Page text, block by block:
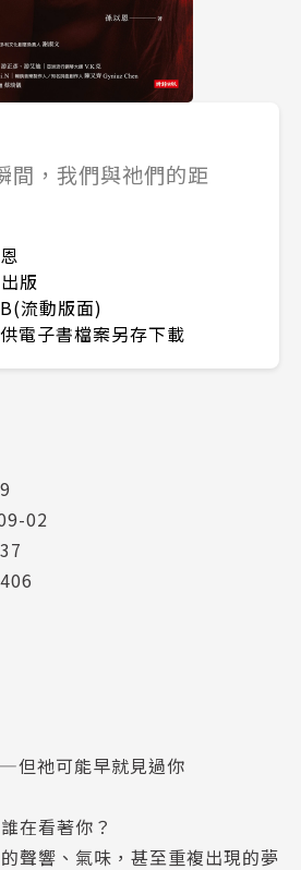
間，我們與祂們的距
版
流動版面)
電子書檔案另存下載
02
但祂可能早就見過你
在看著你？
聲響、氣味，甚至重複出現的夢